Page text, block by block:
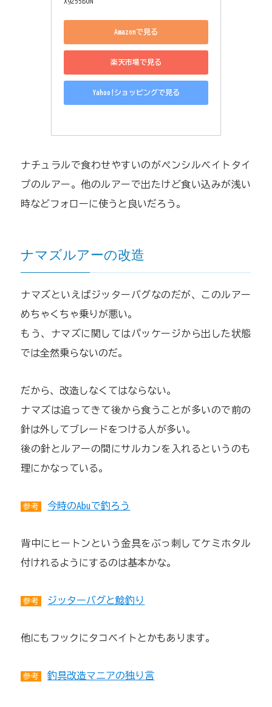
Amazonで見る
楽天市場で見る
Yahoo!ショッピングで見る
ナチュラルで食わせやすいのがペンシルベイトタイ
プのルアー。他のルアーで出たけど食い込みが浅い
時などフォローに使うと良いだろう。
ナマズルアーの改造
ナマズといえばジッターバグなのだが、このルアー
めちゃくちゃ乗りが悪い。
もう、ナマズに関してはパッケージから出した状態
では全然乗らないのだ。
だから、改造しなくてはならない。
ナマズは追ってきて後から食うことが多いので前の
針は外してブレードをつける人が多い。
後の針とルアーの間にサルカンを入れるというのも
理にかなっている。
参考 今時のAbuで釣ろう
背中にヒートンという金具をぶっ刺してケミホタル
付けれるようにするのは基本かな。
参考 ジッターバグと鯰釣り
他にもフックにタコベイトとかもあります。
参考 釣具改造マニアの独り言